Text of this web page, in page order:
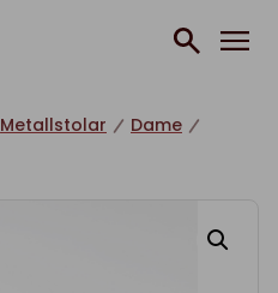
Metallstolar
Dame